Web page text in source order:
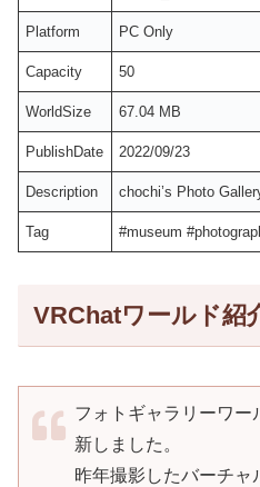
Platform PC Only
Capacity 50
WorldSize 67.04 MB
PublishDate 2022/09/23
Description chochi’s Photo
Tag #museum
VRChatワールド紹
フォトギャラリーワー
新しました。
昨年撮影したバーチャ